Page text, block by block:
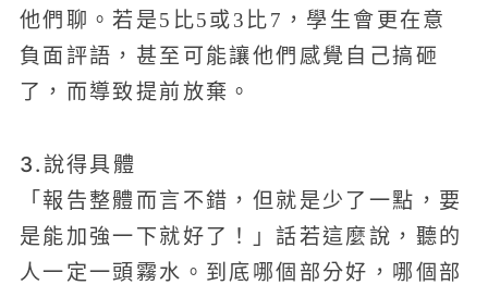
他們聊。若是5比5或3比7，學生會更在意
負面評語，甚至可能讓他們感覺自己搞砸
了，而導致提前放棄。
3.說得具體
「報告整體而言不錯，但就是少了一點，要
是能加強一下就好了！」話若這麼說，聽的
人一定一頭霧水。到底哪個部分好，哪個部